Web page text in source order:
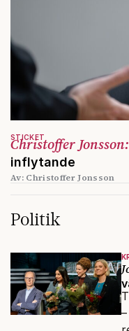
Christoffer Jonsson:
inflytande
STICKET
Av: Christoffer Jonsson
Politik